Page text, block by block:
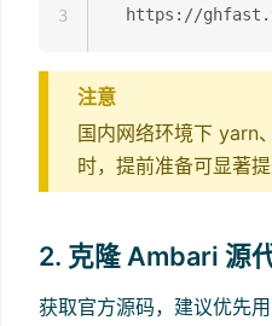
3
注意
国内网络环境下 yarn
时，提前准备可显著提
2. 克隆 Ambari 源
获取官方源码，建议优先用